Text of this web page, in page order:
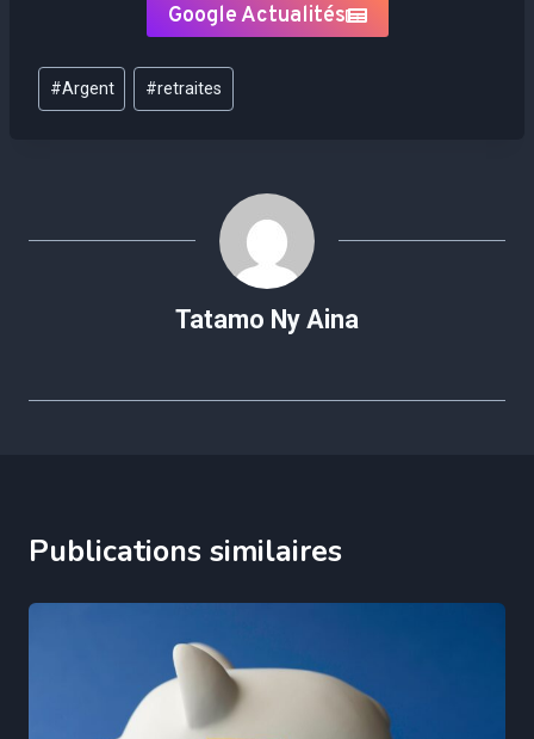
Google Actualités
Étiquettes
de
#Argent #retraites
Tatamo Ny Aina
Publications similaires